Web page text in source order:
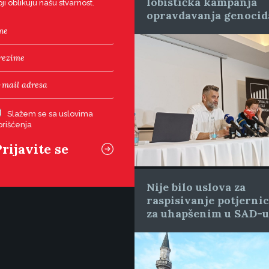
oblikuju našu stvarnost.
Slažem se sa uslovima
opravdavanja
Nije bilo uslova za
raspisivanje
za uhapšenim u SAD-u